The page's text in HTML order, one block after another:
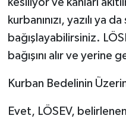
kurbanınızı, yazılı ya
bağışlayabilirsiniz.
bağışını alır ve yerine
Kurban Bedelinin
Evet, LÖSEV,